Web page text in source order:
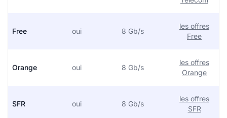
Free oui 8 Gb/s
les offres
Free
Orange oui 8 Gb/s
les offres
Orange
SFR oui 8 Gb/s
les offres
SFR